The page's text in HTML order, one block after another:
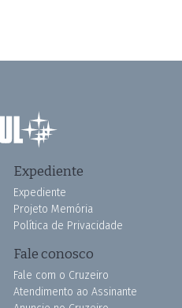
Expediente
Expediente
Projeto Memória
Política de Privacidade
Fale conosco
Fale com o Cruzeiro
Atendimento ao Assinante